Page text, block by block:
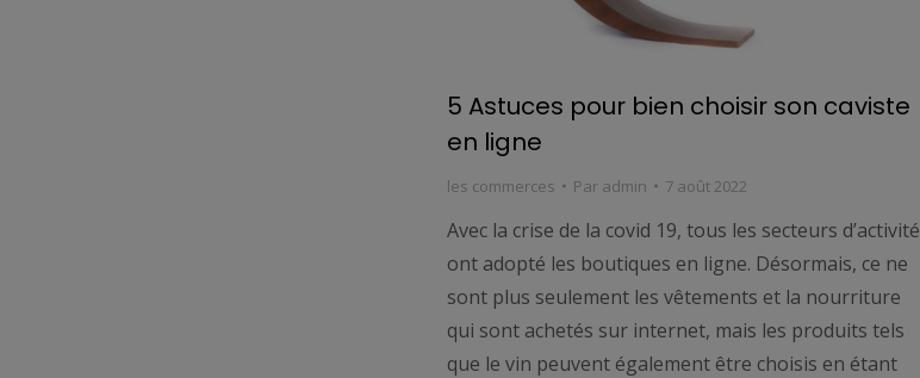
5 Astuces pour bien choisir son caviste
en ligne
les commerces Par admin 7 août 2022
Avec la crise de la covid 19, tous les secteurs d’activité
ont adopté les boutiques en ligne. Désormais, ce ne
sont plus seulement les vêtements et la nourriture
qui sont achetés sur internet, mais les produits tels
que le vin peuvent également être choisis en étant